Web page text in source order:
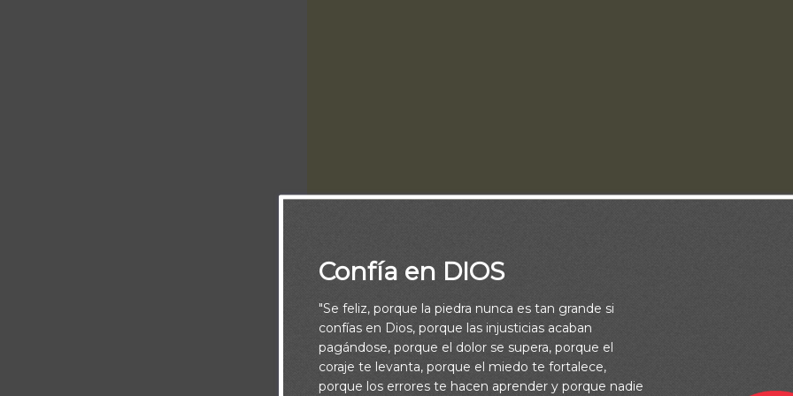
Piensa:
El reino de Judá no escuchó la voz de la gracia, así que recibió el látigo de la
pueblo del pacto fue desarraigado de su tierra y llevado en cautiverio.
nacionalidad, su libertad, su templo, sus lazos. Ahora estaban en una tierra
Confía en DIOS
"Se feliz, porque la piedra nunca es tan grande si
confías en Dios, porque las injusticias acaban
pagándose, porque el dolor se supera, porque el
coraje te levanta, porque el miedo te fortalece,
porque los errores te hacen aprender y porque nadie